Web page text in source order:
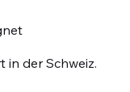
der Schweiz.